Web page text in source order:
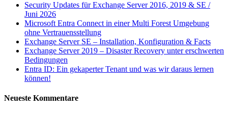
Security Updates für Exchange Server 2016, 2019 & SE /
Juni 2026
Microsoft Entra Connect in einer Multi Forest Umgebung
ohne Vertrauensstellung
Exchange Server SE – Installation, Konfiguration & Facts
Exchange Server 2019 – Disaster Recovery unter erschwerten
Bedingungen
Entra ID: Ein gekaperter Tenant und was wir daraus lernen
können!
Neueste Kommentare